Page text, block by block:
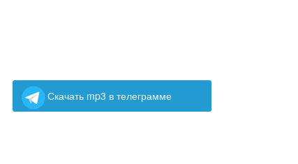
Скачать mp3 в телеграмме